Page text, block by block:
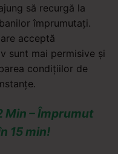
să recurgă la
împrumutați.
acceptă
sunt mai permisive și
condițiilor de
Min – Împrumut
15 min!